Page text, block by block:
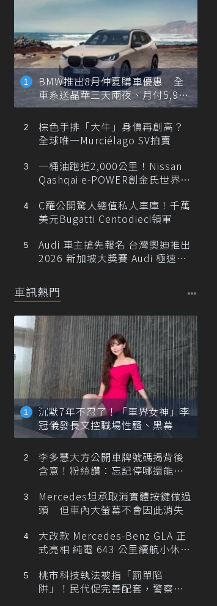
BMW推出8月仲夏購車優惠 全
車系送晶華三天兩夜、月付5,900
元起
棕色手排「大牛」身價再創高？
全球唯一Murciélago SV拍賣
一桶油跑近2,000公里！Nissan
Qashqai e-POWER創金氏世界紀
C羅公開驚人總值私人車庫！千萬
美元Bugatti Centodieci領軍
Audi 車主搶先報名 台灣奧迪推出
2026 新加坡大獎賽 Audi 極速之
車訊熱門
沉默7年不忍了！「車界女神」李
冠儀發長文控職場性騷、黑幕
李多慧大方公開車牌號碼揭背後
含意！粉絲讚：忘記停哪還能幫
Mercedes坦承取消實體按鍵做過
頭 但車內大螢幕不會因此消失
大改款 Mercedes-Benz GLA 正
式亮相 純電 643 公里續航小休
桃市科技執法被指「罰單陷
阱」！民代促完善配套，警察局